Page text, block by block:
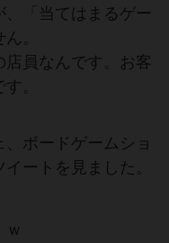
「当てはまるゲー
。
員なんです。お客
。
ボードゲームショ
ートを見ました。